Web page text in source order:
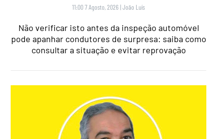
11:00 7 Agosto, 2026 |João Luís
Não verificar isto antes da inspeção automóvel
pode apanhar condutores de surpresa: saiba como
consultar a situação e evitar reprovação